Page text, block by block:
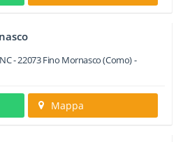
-22073Fino Mornasco(Como) -
Mappa